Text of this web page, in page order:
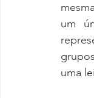
um
uma